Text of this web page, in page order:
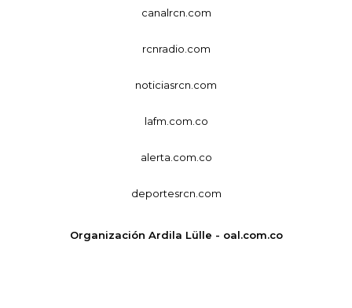
canalrcn.com
rcnradio.com
noticiasrcn.com
lafm.com.co
alerta.com.co
deportesrcn.com
Organización Ardila Lülle - oal.com.co